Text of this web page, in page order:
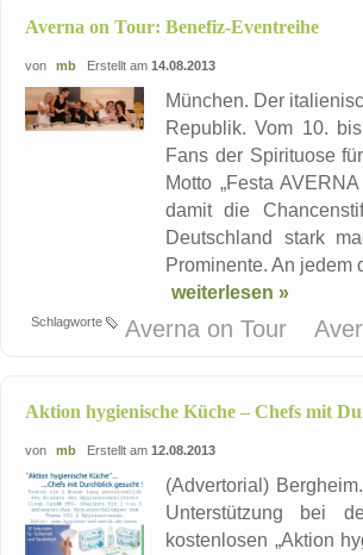
Averna on Tour: Benefiz-Eventreihe
von mb Erstellt am 14.08.2013
München. Der
Republik. Vom 10.
Fans der Spirituose
Motto „Festa
damit die
Deutschland stark
Prominente. An jedem
weiterlesen »
Schlagworte Averna on Tour
Aktion hygienische Küche – Chefs mit
von mb Erstellt am 12.08.2013
(Advertorial)
Unterstützung bei
kostenlosen „Aktion